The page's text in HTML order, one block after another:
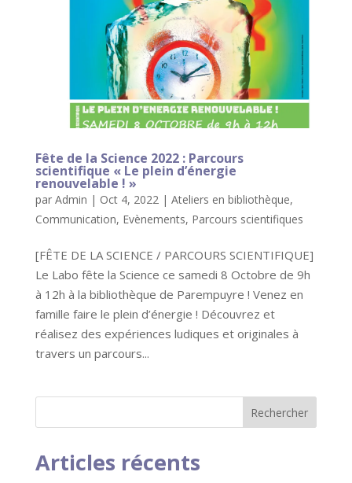
Fête de la Science 2022 : Parcours
scientifique « Le plein d’énergie
renouvelable ! »
par Admin | Oct 4, 2022| Ateliers en bibliothèque,
Communication, Evènements, Parcours scientifiques
[FÊTE DE LA SCIENCE / PARCOURS SCIENTIFIQUE]
Le Labo fête la Science ce samedi 8 Octobre de 9h
à 12h à la bibliothèque de Parempuyre ! Venez en
famille faire le plein d’énergie ! Découvrez et
réalisez des expériences ludiques et originales à
travers un parcours...
Articles récents